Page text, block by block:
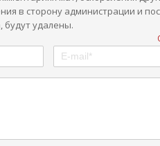
в сторону администрации и
удалены.